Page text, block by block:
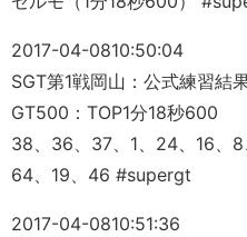
2017-04-0810:50:04
SGT第1戦岡山：公式練習結
GT500：TOP1分18秒600
38、36、37、1、24、16、8
64、19、46 #supergt
2017-04-0810:51:36